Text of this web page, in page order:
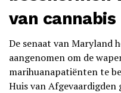
van
De senaat van Maryland
aangenomen om de
marihuanapatiënten te
Huis van Afgevaardigden